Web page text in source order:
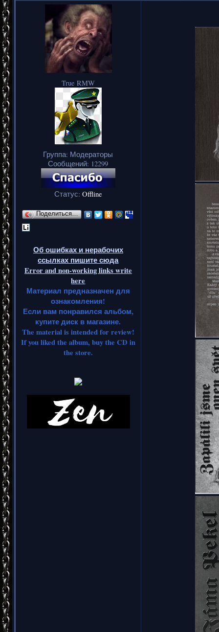
True RMW
Группа: Модераторы
Сообщений: 12299
Статус: Offline
Поделиться…
Об ошибках и нерабочих
ссылках пишите сюда
Error and non-working links write
here
Материал предназначен для
ознакомления!
Если вам понравился альбом,
купите диск в магазине.
The material is intended for review!
If you liked the album, buy the CD in
the store.